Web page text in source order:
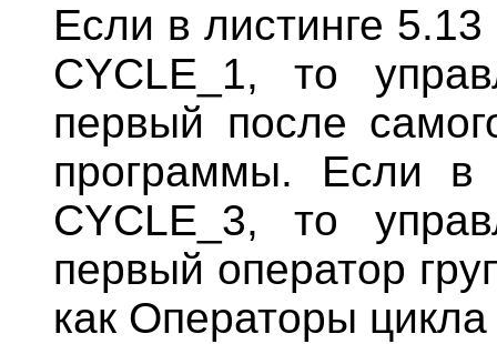
Если в листинге
CYCLE_1, то
первый после
программы. Если в
CYCLE_3, то
первый оператор
как Операторы